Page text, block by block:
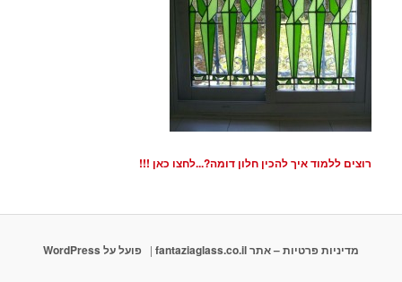
רוצים ללמוד איך להכין חלון דומה?...לחצו כאן !!!
מדיניות פרטיות – אתר fantaziaglass.co.il פועל על WordPress